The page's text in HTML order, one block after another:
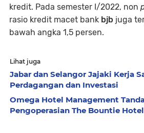
kredit. Pada semester I/2022, non
rasio kredit macet bank bjb juga
bawah angka 1,5 persen.
Lihat juga
Jabar dan Selangor Jajaki Kerja
Perdagangan dan Investasi
Omega Hotel Management
Pengoperasian The Bountie